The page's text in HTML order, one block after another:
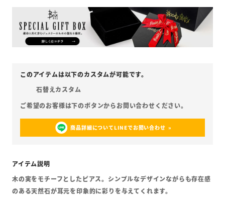
石替えカスタム
商品詳細についてLINEでお問い合わせ
木の実をモチーフとしたピアス。シンプルなデザインながらも存在感
のある天然石が耳元を印象的に彩りを与えてくれます。